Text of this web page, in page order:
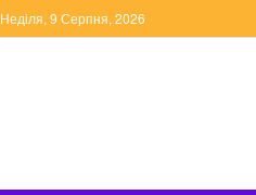
Неділя, 9 Серпня, 2026